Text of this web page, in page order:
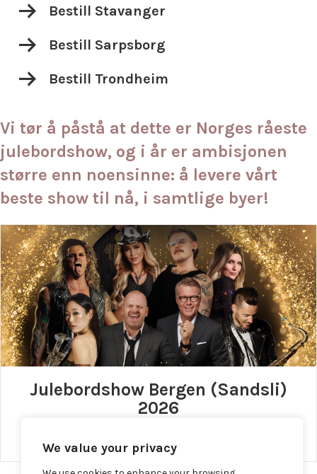
We value your privacy
Bestill billetter til Stavanger
Bestill Stavanger
Bestill billetter til Stavanger
Bestill Sarpsborg
Bestill billetter til Stavanger
Bestill Trondheim
Vi tør å påstå at dette er Norges råeste
julebordshow, og i år er ambisjonen
større enn noensinne: å levere vårt
beste show til nå, i samtlige byer!
Julebordshow Bergen (Sandsli)
2026